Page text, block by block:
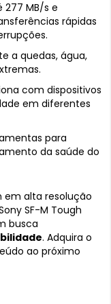
277 MB/s e
rápidas
a quedas, água,
com dispositivos
em diferentes
para
da saúde do
em alta resolução
SF-M Tough
busca
. Adquira o
ao próximo